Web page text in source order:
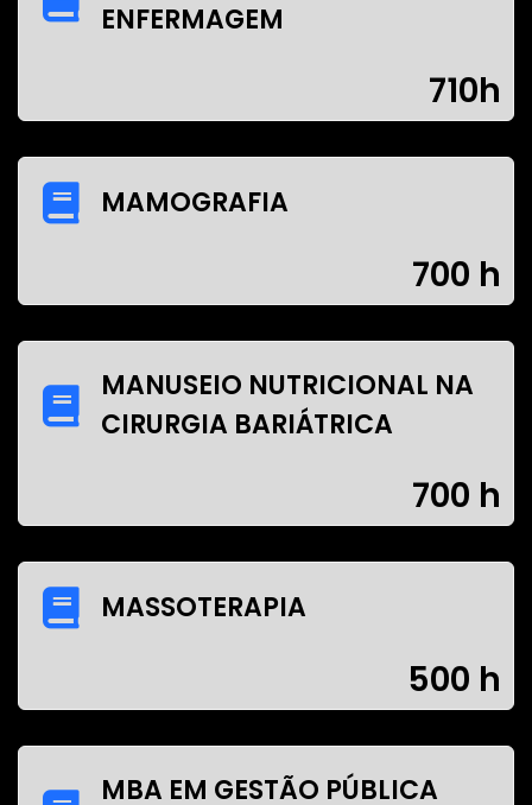
ENFERMAGEM
710h
MAMOGRAFIA
700 h
MANUSEIO NUTRICIONAL NA
CIRURGIA BARIÁTRICA
700 h
MASSOTERAPIA
500 h
MBA EM GESTÃO PÚBLICA